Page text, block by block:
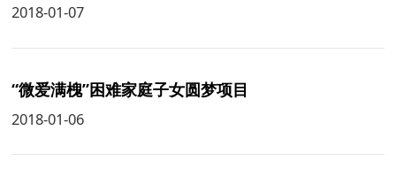
2018-01-07
“微爱满槐”困难家庭子女圆梦项目
2018-01-06